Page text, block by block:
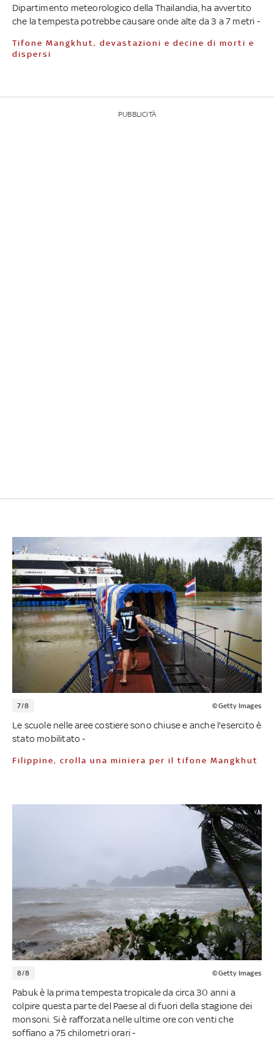
Dipartimento meteorologico della Thailandia, ha avvertito
che la tempesta potrebbe causare onde alte da 3 a 7 metri -
Tifone Mangkhut, devastazioni e decine di morti e
dispersi
PUBBLICITÀ
7/8 ©Getty Images
Le scuole nelle aree costiere sono chiuse e anche l'esercito è
stato mobilitato -
Filippine, crolla una miniera per il tifone Mangkhut
8/8 ©Getty Images
Pabuk è la prima tempesta tropicale da circa 30 anni a
colpire questa parte del Paese al di fuori della stagione dei
monsoni. Si è rafforzata nelle ultime ore con venti che
soffiano a 75 chilometri orari -